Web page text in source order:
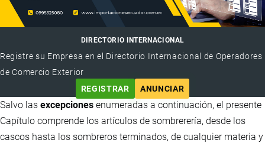
DIRECTORIO INTERNACIONAL
Registre su Empresa en el Directorio Internacional de Operadores
de Comercio Exterior
REGISTRAR
ANUNCIAR
Salvo las excepciones enumeradas a continuación, el presente
Capítulo comprende los artículos de sombrerería, desde los
cascos hasta los sombreros terminados, de cualquier materia y